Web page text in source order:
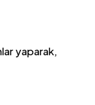
yaparak,